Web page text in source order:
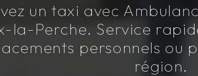
un taxi avec
la-Perche. Service
personnels ou
région.